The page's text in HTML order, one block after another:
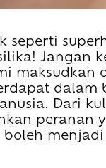
seperti
Jangan
maksudkan
dalam
Dari
peranan